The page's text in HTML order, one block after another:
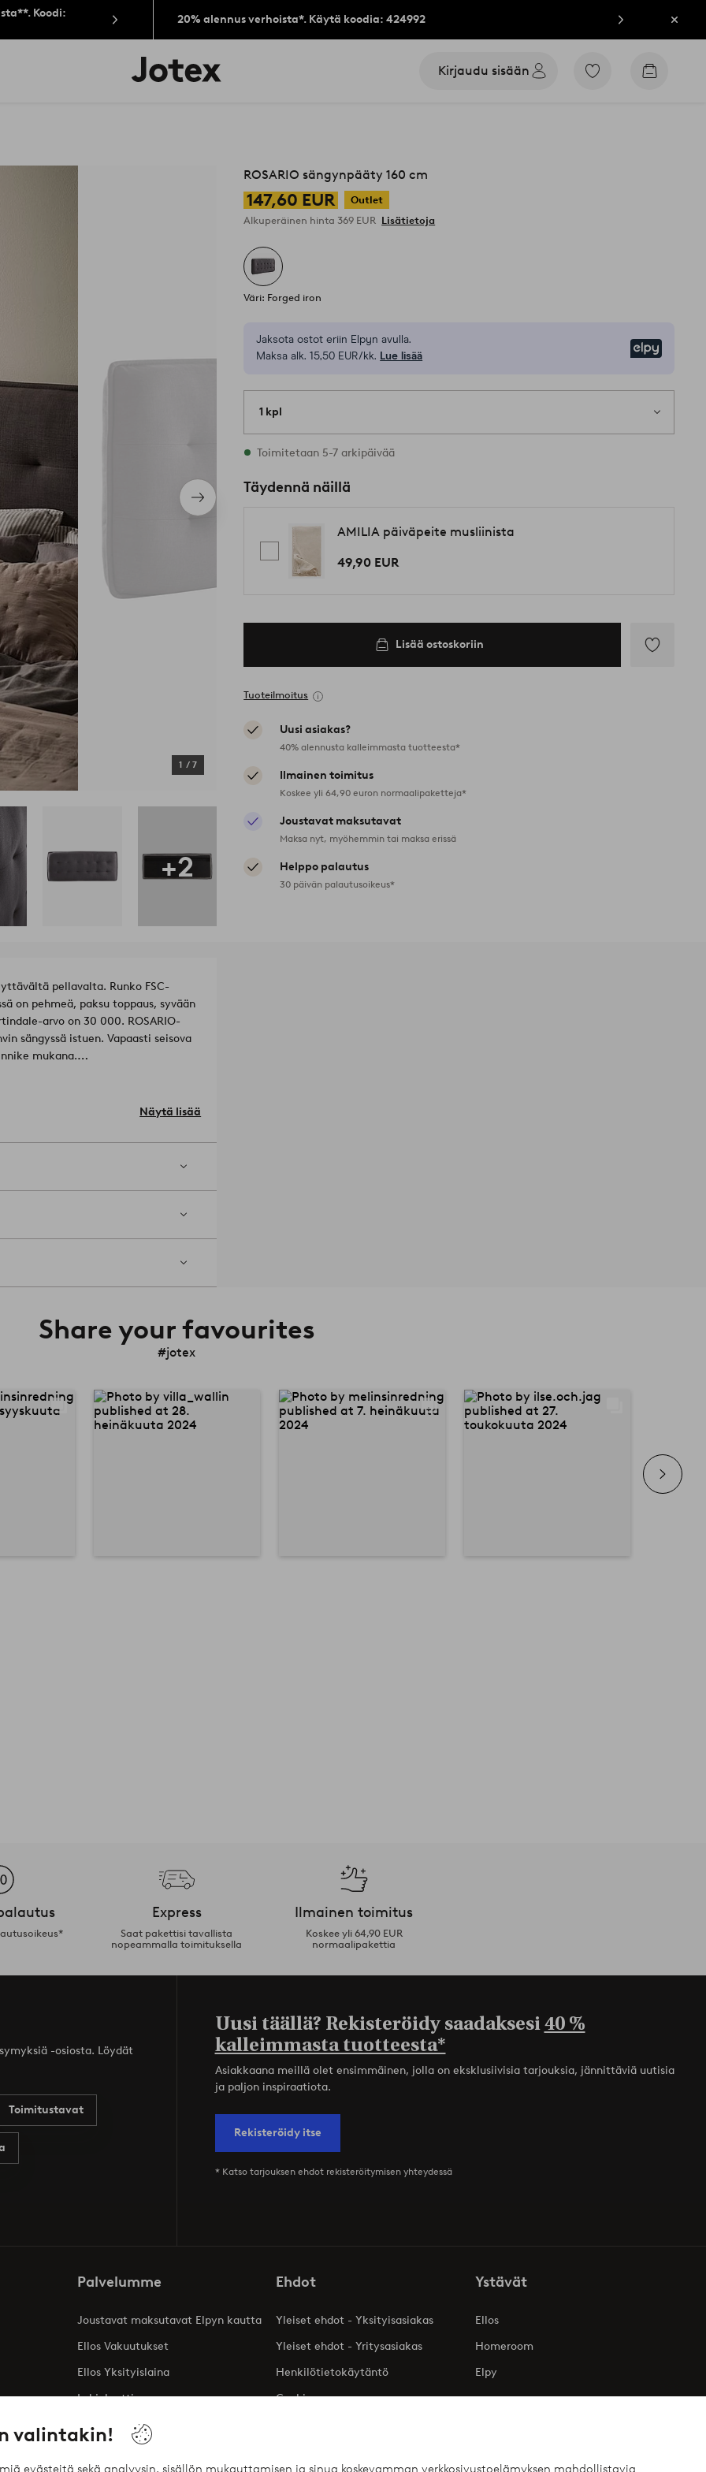
valintakin!
evästeitä sekä analyysin, sisällön mukauttamisen ja sinua koskevamman verkkosivustoelämyksen mahdollistavia
Koodi:
20% alennus verhoista*. Käytä koodia: 424992 Sulje
Jotex-
logo
Kirjaudu sisään
Siirry
Siirry
Seuraava
tuote
1 / 7
ROSARIO sängynpääty 160 cm
147,60 EUR
Outlet
Alkuperäinen hinta369 EUR Lisätietoja
Väri: Forged iron
Jaksota ostot eriin Elpyn avulla.
Maksa alk. 15,50 EUR/kk. Lue lisää
1 kpl
Varastossa
Toimitetaan 5-7 arkipäivää
Täydennä näillä
AMILIA päiväpeite musliinista
49,90 EUR
Lisää ostoskoriin
Tuoteilmoitus
Uusi asiakas?
40% alennusta kalleimmasta tuotteesta*
Ilmainen toimitus
Koskee yli 64,90 euron normaalipaketteja*
Joustavat maksutavat
Maksa nyt, myöhemmin tai maksa erissä
Helppo palautus
30 päivän palautusoikeus*
+2
pellavalta. Runko FSC-
on pehmeä, paksu toppaus, syvään
arvo on 30 000. ROSARIO-
sängyssä istuen. Vapaasti seisova
mukana.
Tilaa kangasnäyte ja harkitse
ja tuotenumero: 1730582 (kirjoita
Näytä lisää
Share your favourites
#jotex
Express
Saat pakettisi tavallista
nopeammalla toimituksella
Ilmainen toimitus
Koskee yli 64,90 EUR
normaalipakettia
-osiosta. Löydät
Toimitustavat
Uusi täällä? Rekisteröidy saadaksesi40 %
kalleimmasta tuotteesta*
Asiakkaana meillä olet ensimmäinen, jolla on eksklusiivisia tarjouksia, jännittäviä uutisia
ja paljon inspiraatiota.
Rekisteröidy itse
* Katso tarjouksen ehdot rekisteröitymisen yhteydessä
Palvelumme
Joustavat maksutavat Elpyn kautta
Ellos Vakuutukset
Ellos Yksityislaina
Lahjakortti
Ehdot
Yleiset ehdot - Yksityisasiakas
Yleiset ehdot - Yritysasiakas
Henkilötietokäytäntö
Cookies
Ystävät
Ellos
Homeroom
Elpy